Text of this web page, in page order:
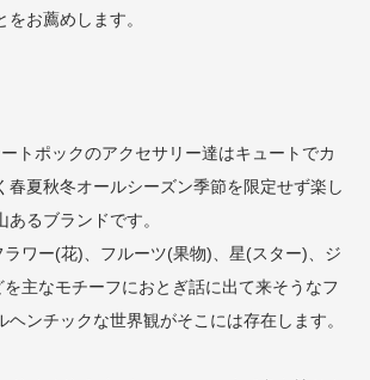
お薦めします。
トポックのアクセサリー達はキュートでカ
春夏秋冬オールシーズン季節を限定せず楽し
るブランドです。
ワー(花)、フルーツ(果物)、星(スター)、ジ
を主なモチーフにおとぎ話に出て来そうなフ
ヘンチックな世界観がそこには存在します。